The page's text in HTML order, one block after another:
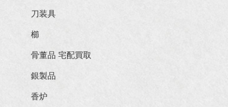
刀装具
櫛
骨董品 宅配買取
銀製品
香炉